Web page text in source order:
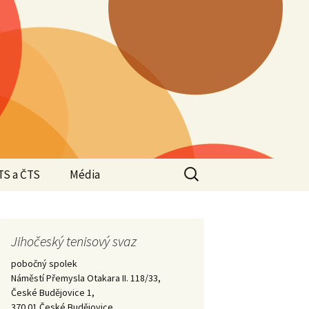
Halové oblastní
přebory 2024/2025 –
vítězové
Valná hromada JTS
2024
Krajští přeborníci –
2023
Valná hromada JTS
a ČTS Média Vyhledávání
Jihočeský tenisový svaz
pobočný spolek
Náměstí Přemysla Otakara II. 118/33,
České Budějovice 1,